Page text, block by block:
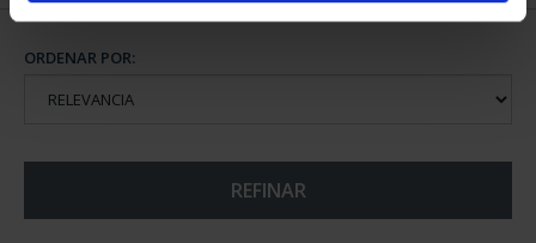
ORDENAR POR:
REFINAR